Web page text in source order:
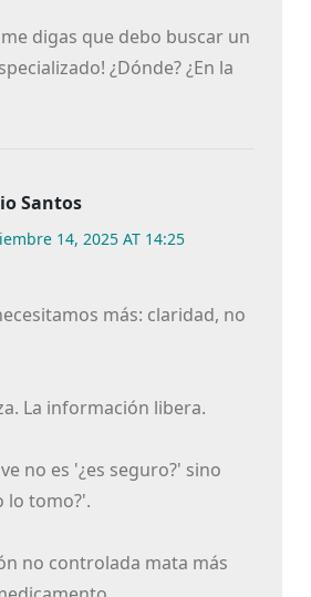
me digas que debo buscar un
¿Dónde? ¿En la
Santos
14, 2025 AT 14:25
más: claridad, no
La información libera.
no es '¿es seguro?' sino
lo tomo?'.
no controlada mata más